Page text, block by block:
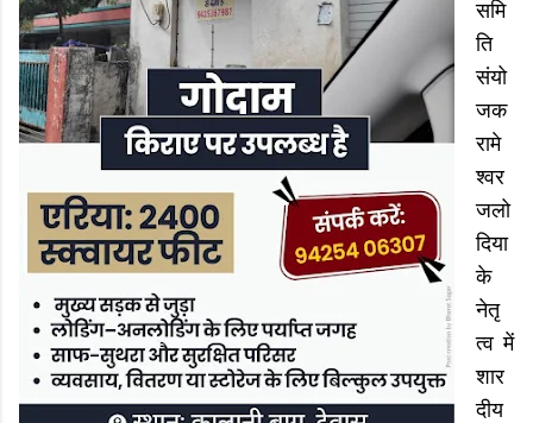
समि
ति
संयो
जक
रामे
श्वर
जलो
दिया
के
नेतृ
त्व में
शार
दीय